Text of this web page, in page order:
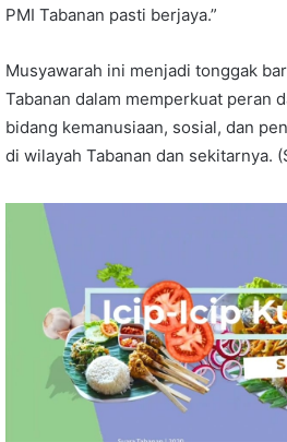
PMI Tabanan pasti berjaya.”
Musyawarah ini menjadi tonggak
Tabanan dalam memperkuat peran
bidang kemanusiaan, sosial, dan
di wilayah Tabanan dan sekitarnya.